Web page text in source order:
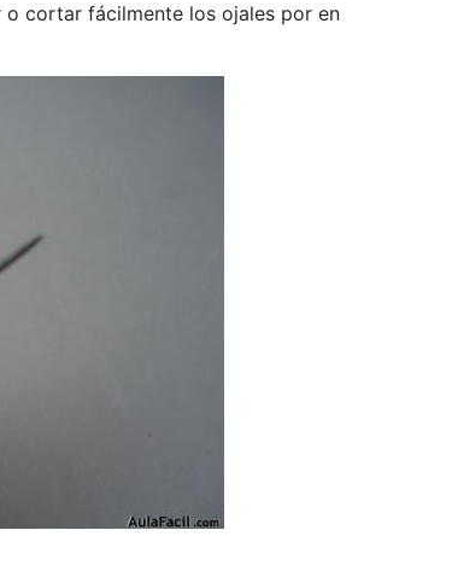
o cortar fácilmente los ojales por en